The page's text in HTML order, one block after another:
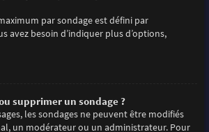
par sondage est défini par
avez besoin d’indiquer plus d’options,
supprimer un sondage ?
les sondages ne peuvent être modifiés
un modérateur ou un administrateur. Pour